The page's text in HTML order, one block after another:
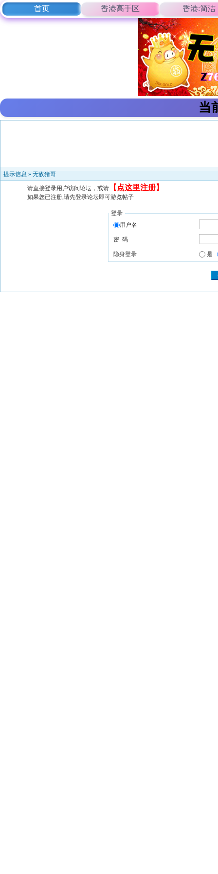
首页 香港高手区 香港:简洁
当
提示信息 » 无敌猪哥
请直接登录用户访问论坛，或请 【 点这里注册】
如果您已注册,请先登录论坛即可游览帖子
登录
用户名
密 码
隐身登录 是